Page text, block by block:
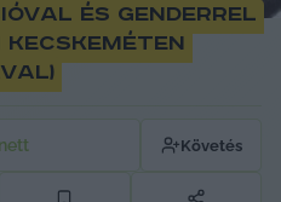
és genderrel
Követés